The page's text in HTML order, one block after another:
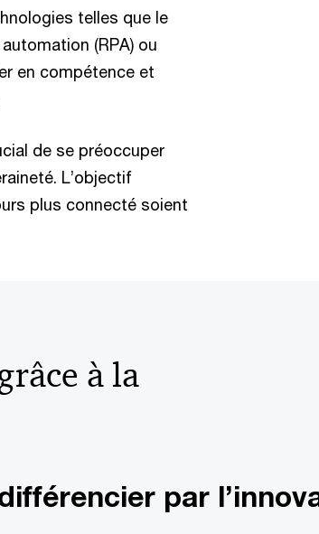
telles que le
(RPA) ou
en compétence et
de se préoccuper
L’objectif
plus connecté soient
à la
par